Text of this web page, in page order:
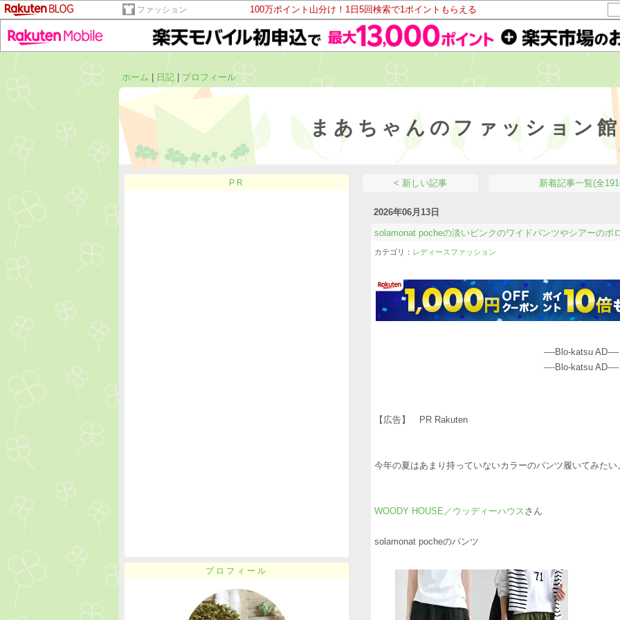
ファッション 100万ポイント山分け！1日5回検索で1ポイントもらえる
ホーム 日記| プロフィール
まあちゃんのファッション館
PR
プロフィール
< 新しい記事 新着記事一覧(全
2026年06月13日
solamonat pocheの淡いピンクのワイドパンツやシアーのポ
カテゴリ： レディースファッション
----Blo-katsu AD----
----Blo-katsu AD----
【広告】 PR Rakuten
今年の夏はあまり持っていないカラーのパンツ履いてみたい
WOODY HOUSE／ウッディーハウスさん
solamonat pocheのパンツ